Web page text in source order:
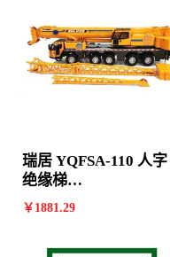
瑞居 YQFSA-110 人字
绝缘梯
2825*690*1905mm 9阶
￥ 1881.29